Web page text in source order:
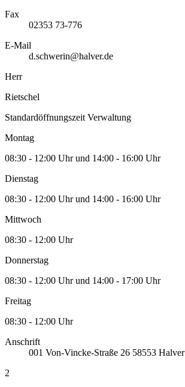
Fax
02353 73-776
E-Mail
d.schwerin@halver.de
Herr
Rietschel
Standardöffnungszeit Verwaltung
Montag
08:30 - 12:00 Uhr und 14:00 - 16:00 Uhr
Dienstag
08:30 - 12:00 Uhr und 14:00 - 16:00 Uhr
Mittwoch
08:30 - 12:00 Uhr
Donnerstag
08:30 - 12:00 Uhr und 14:00 - 17:00 Uhr
Freitag
08:30 - 12:00 Uhr
Anschrift
001 Von-Vincke-Straße 26 58553 Halver
2